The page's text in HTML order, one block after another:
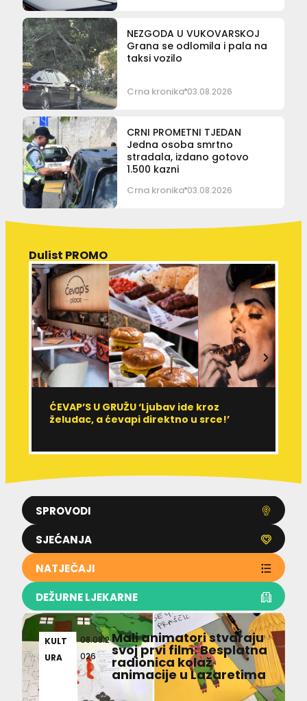
NEZGODA U VUKOVARSKOJ
Grana se odlomila i pala na
taksi vozilo
Crna kronika 03.08.2026
CRNI PROMETNI TJEDAN
Jedna osoba smrtno
stradala, izdano gotovo
1.500 kazni
Crna kronika 03.08.2026
SPROVODI
SJEĆANJA
NATJEČAJI
DEŽURNE LJEKARNE
Dulist PROMO
ĆEVAP’S U GRUŽU ‘Ljubav ide kroz
želudac, a ćevapi direktno u srce!’
KULT
URA
08.08.2
026
Mali animatori stvaraju
svoj prvi film: Besplatna
radionica kolaž
animacije u Lazaretima